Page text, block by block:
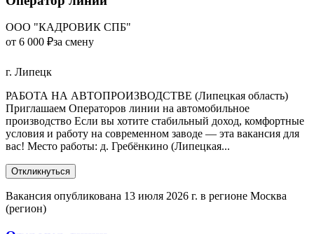
ООО "КАДРОВИК СПБ"
от 6 000 ₽за смену
г. Липецк
РАБОТА НА АВТОПРОИЗВОДСТВЕ (Липецкая область)
Приглашаем Операторов линии на автомобильное
производство Если вы хотите стабильный доход, комфортные
условия и работу на современном заводе — эта вакансия для
вас! Место работы: д. Гребёнкино (Липецкая...
Откликнуться
Вакансия опубликована 13 июля 2026 г. в регионе Москва
(регион)